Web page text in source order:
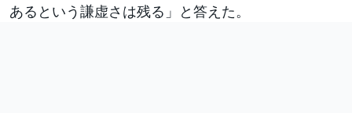
あるという謙虚さは残る」と答えた。